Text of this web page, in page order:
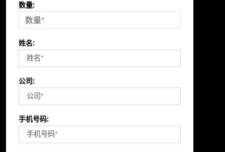
数量:
姓名:
公司:
手机号码: